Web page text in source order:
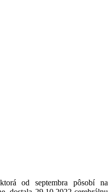
od septembra pôsobí na